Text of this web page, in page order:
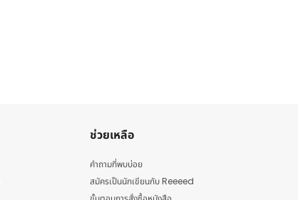
ช่วยเหลือ
คำถามที่พบบ่อย
สมัครเป็นนักเขียนกับ Reeeed